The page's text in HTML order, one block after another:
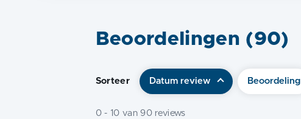
Beoordelingen (90)
Sorteer Datum review Beoordeling
0 - 10 van 90reviews